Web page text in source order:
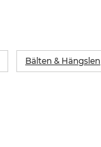
Bälten & Hängslen